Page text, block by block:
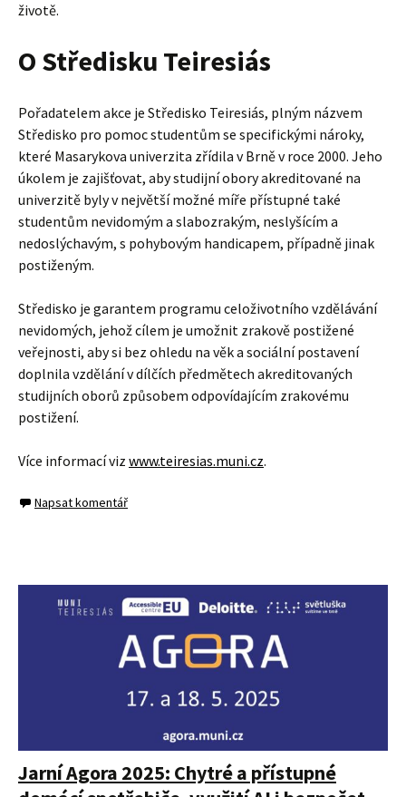
životě.
O Středisku Teiresiás
Pořadatelem akce je Středisko Teiresiás, plným názvem
Středisko pro pomoc studentům se specifickými nároky,
které Masarykova univerzita zřídila v Brně v roce 2000. Jeho
úkolem je zajišťovat, aby studijní obory akreditované na
univerzitě byly v největší možné míře přístupné také
studentům nevidomým a slabozrakým, neslyšícím a
nedoslýchavým, s pohybovým handicapem, případně jinak
postiženým.
Středisko je garantem programu celoživotního vzdělávání
nevidomých, jehož cílem je umožnit zrakově postižené
veřejnosti, aby si bez ohledu na věk a sociální postavení
doplnila vzdělání v dílčích předmětech akreditovaných
studijních oborů způsobem odpovídajícím zrakovému
postižení.
Více informací viz www.teiresias.muni.cz.
Napsat komentář
Jarní Agora 2025: Chytré a přístupné